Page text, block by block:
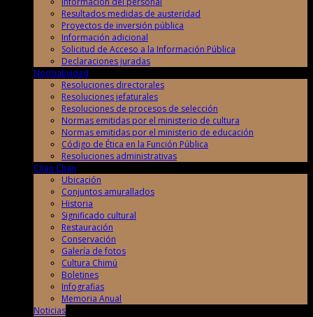
Resultados medidas de austeridad
Proyectos de inversión pública
Información adicional
Solicitud de Acceso a la Información Pública
Declaraciones juradas
Normatividad
Resoluciones directorales
Resoluciones jefaturales
Resoluciones de procesos de selección
Normas emitidas por el ministerio de cultura
Normas emitidas por el ministerio de educación
Código de Ética en la Función Pública
Resoluciones administrativas
Chan Chan
Ubicación
Conjuntos amurallados
Historia
Significado cultural
Restauración
Conservación
Galería de fotos
Cultura Chimú
Boletines
Infografias
Memoria Anual
Noticias